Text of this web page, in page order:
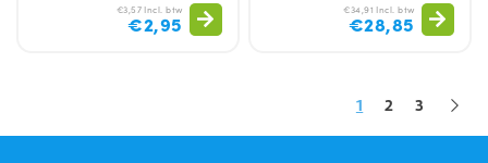
€3,57 Incl. btw
€2,95
€34,91 Incl. btw
€28,85
1 2 3